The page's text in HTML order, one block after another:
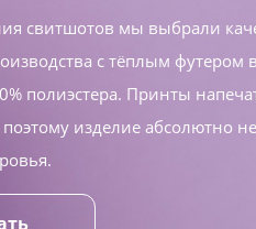
свитшотов мы выбрали
с тёплым футером
полиэстера. Принты
изделие абсолютно